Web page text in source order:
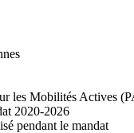
les Mobilités Actives
2020-2026
pendant le mandat